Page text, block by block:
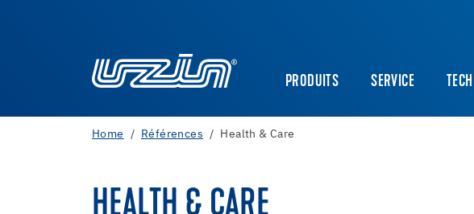
PRODUITS SERVICE
Home Références Health & Care
HEALTH & CARE